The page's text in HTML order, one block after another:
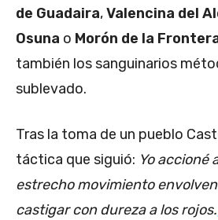
de Guadaira,Valencina del
Osuna o Morón de la
también los sanguinarios
sublevado.
Tras la toma de un pueblo
táctica que siguió: Yo accioné
estrecho movimiento
castigar con dureza a los rojos.